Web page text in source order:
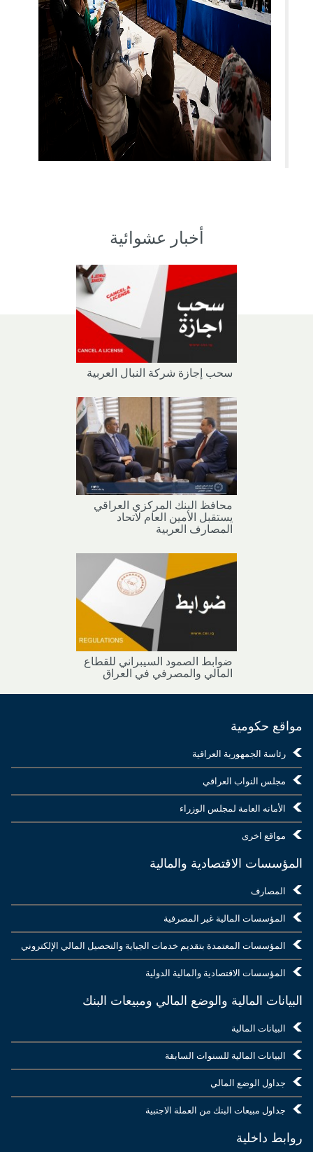
أخبار عشوائية
سحب إجازة شركة النبال العربية
محافظ البنك المركزي العراقي
يستقبل الأمين العام لاتحاد
المصارف العربية
ضوابط الصمود السيبراني للقطاع
المالي والمصرفي في العراق
مواقع حكومية
رئاسة الجمهورية العراقية
مجلس النواب العراقي
الأمانه العامة لمجلس الوزراء
مواقع اخرى
المؤسسات الاقتصادية والمالية
المصارف
المؤسسات المالية غير المصرفية
المؤسسات المعتمدة بتقديم خدمات الجباية والتحصيل المالي الإلكتروني
المؤسسات الاقتصادية والمالية الدولية
البيانات المالية والوضع المالي ومبيعات البنك
البيانات المالية
البيانات المالية للسنوات السابقة
جداول الوضع المالي
جداول مبيعات البنك من العملة الاجنبية
روابط داخلية